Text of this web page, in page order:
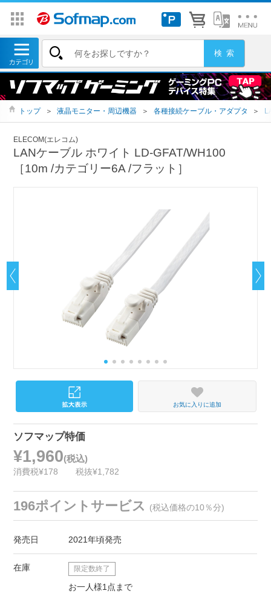
トップ ＞ 液晶モニター・周辺機器 ＞ 各種接続ケーブル・アダプタ ＞
ELECOM(エレコム)
LANケーブル ホワイト LD-GFAT/WH100
［10m /カテゴリー6A /フラット］
お気に入りに追加
ソフマップ特価
¥1,960(税込)
消費税¥178 税抜¥1,782
196ポイントサービス (税込価格の10％分)
発売日 2021年頃発売
在庫 限定数終了
お一人様1点まで